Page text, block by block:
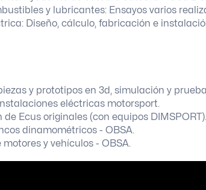
y lubricantes: Ensayos varios
Diseño, cálculo, fabricación e
y prototipos en 3d, simulación y
eléctricas motorsport.
de Ecus originales (con equipos DIMSPORT).
dinamométricos - OBSA.
y vehículos - OBSA.